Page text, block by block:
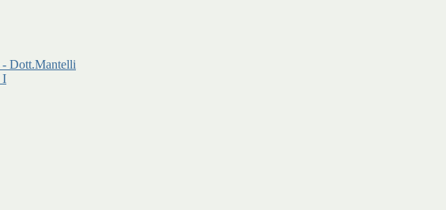
Dott.Mantelli
I